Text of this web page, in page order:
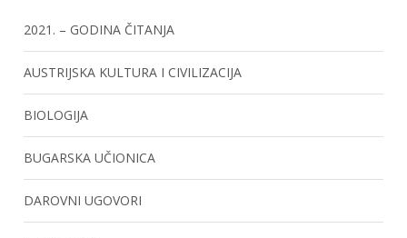
2021. – GODINA ČITANJA
AUSTRIJSKA KULTURA I CIVILIZACIJA
BIOLOGIJA
BUGARSKA UČIONICA
DAROVNI UGOVORI